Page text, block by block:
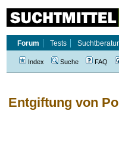
Entgiftung von
Forum
Tests
Index Suche FAQ